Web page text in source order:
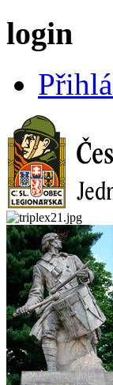
login